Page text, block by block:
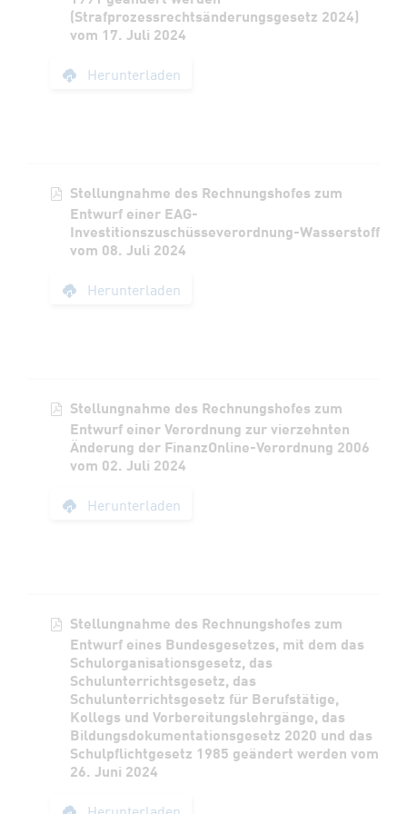
(Strafprozessrechtsänderungsgesetz 2024)
vom 17. Juli 2024
Stellungnahme
Herunterladen
Stellungnahme des Rechnungshofes zum
Entwurf einer EAG-
Investitionszuschüsseverordnung-Wasserstoff
vom 08. Juli 2024
Stellungnahme
Herunterladen
Stellungnahme des Rechnungshofes zum
Entwurf einer Verordnung zur vierzehnten
Änderung der FinanzOnline-Verordnung 2006
vom 02. Juli 2024
Stellungnahme
Herunterladen
Stellungnahme des Rechnungshofes zum
Entwurf eines Bundesgesetzes, mit dem das
Schulorganisationsgesetz, das
Schulunterrichtsgesetz, das
Schulunterrichtsgesetz für Berufstätige,
Kollegs und Vorbereitungslehrgänge, das
Bildungsdokumentationsgesetz 2020 und das
Schulpflichtgesetz 1985 geändert werden vom
26. Juni 2024